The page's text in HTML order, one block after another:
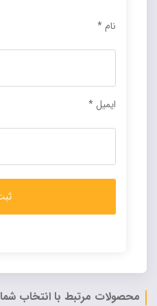
نام*
ایمیل*
محصولات مرتبط با انتخاب شما